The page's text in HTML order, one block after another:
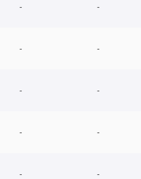
- -
- -
- -
- -
- -